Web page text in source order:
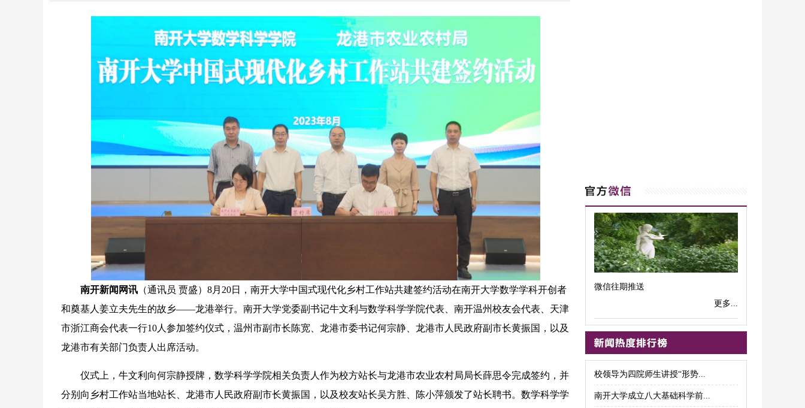
南开新闻网讯 （通讯员 贾盛）8月20日，南开大学中国式现代化乡村工作站共建签约活动在南开大学数学学科开创者
和奠基人姜立夫先生的故乡——龙港举行。南开大学党委副书记牛文利与数学科学学院代表、南开温州校友会代表、天津
市浙江商会代表一行10人参加签约仪式，温州市副市长陈宽、龙港市委书记何宗静、龙港市人民政府副市长黄振国，以及
龙港市有关部门负责人出席活动。
仪式上，牛文利向何宗静授牌，数学科学学院相关负责人作为校方站长与龙港市农业农村局局长薛思令完成签约，并
分别向乡村工作站当地站长、龙港市人民政府副市长黄振国，以及校友站长吴方胜、陈小萍颁发了站长聘书。数学科学学
微信往期推送
更多...
校领导为四院师生讲授“形势...
南开大学成立八大基础科学前...